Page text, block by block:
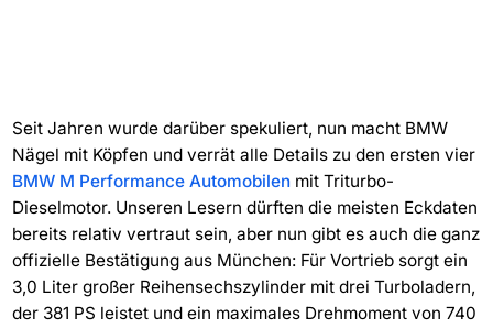
Seit Jahren wurde darüber spekuliert, nun macht BMW
Nägel mit Köpfen und verrät alle Details zu den ersten vier
BMW M Performance Automobilenmit Triturbo-
Dieselmotor. Unseren Lesern dürften die meisten Eckdaten
bereits relativ vertraut sein, aber nun gibt es auch die ganz
offizielle Bestätigung aus München: Für Vortrieb sorgt ein
3,0 Liter großer Reihensechszylinder mit drei Turboladern,
der 381 PS leistet und ein maximales Drehmoment von 740